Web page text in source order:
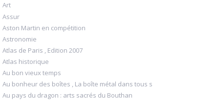
Art
Assur
Aston Martin en compétition
Astronomie
Atlas de Paris , Edition 2007
Atlas historique
Au bon vieux temps
Au bonheur des boîtes , La boîte métal dans tous s
Au pays du dragon : arts sacrés du Bouthan